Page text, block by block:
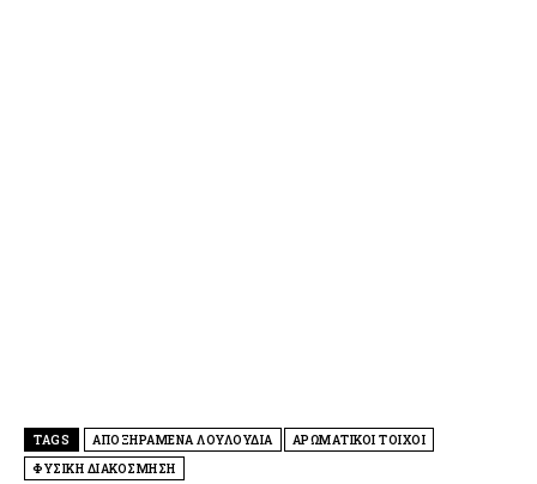
TAGS ΑΠΟΞΗΡΑΜΕΝΑ ΛΟΥΛΟΥΔΙΑ
ΑΡΩΜΑΤΙΚΟΙ ΤΟΙΧΟΙ
ΦΥΣΙΚΗ ΔΙΑΚΟΣΜΗΣΗ